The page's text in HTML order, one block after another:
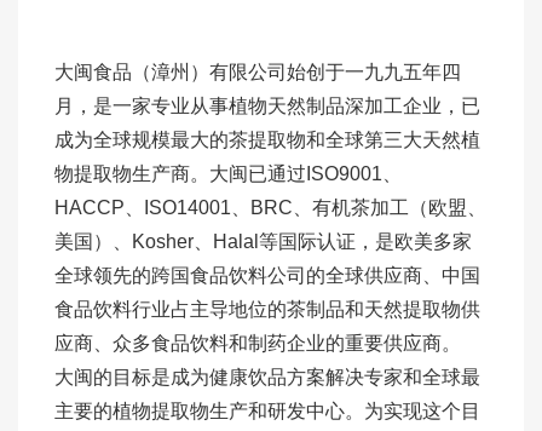
大闽食品（漳州）有限公司始创于一九九五年四
月，是一家专业从事植物天然制品深加工企业，已
成为全球规模最大的茶提取物和全球第三大天然植
物提取物生产商。大闽已通过ISO9001、
HACCP、ISO14001、BRC、有机茶加工（欧盟、
美国）、Kosher、Halal等国际认证，是欧美多家
全球领先的跨国食品饮料公司的全球供应商、中国
食品饮料行业占主导地位的茶制品和天然提取物供
应商、众多食品饮料和制药企业的重要供应商。
大闽的目标是成为健康饮品方案解决专家和全球最
主要的植物提取物生产和研发中心。为实现这个目